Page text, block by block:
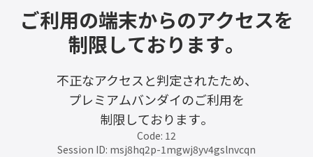
ご利用の端末からのアクセスを
制限しております。
不正なアクセスと判定されたため、
プレミアムバンダイのご利用を
制限しております。
Code: 12
Session ID: msj8hq2p-1mgwj8yv4gslnvcqn